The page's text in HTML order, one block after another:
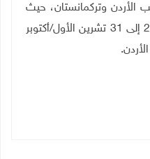
الأردن وتركمانستان، حيث
تقام مبارياتها خلال الفترة من 25 إلى 31 تشرين الأول/أكتوبر
.